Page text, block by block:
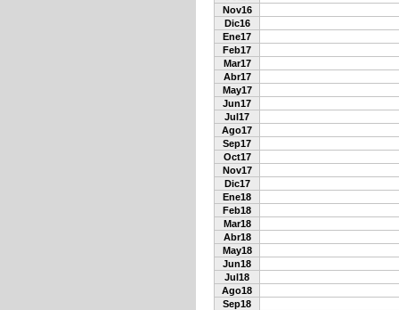
Nov16
Dic16
Ene17
Feb17
Mar17
Abr17
May17
Jun17
Jul17
Ago17
Sep17
Oct17
Nov17
Dic17
Ene18
Feb18
Mar18
Abr18
May18
Jun18
Jul18
Ago18
Sep18